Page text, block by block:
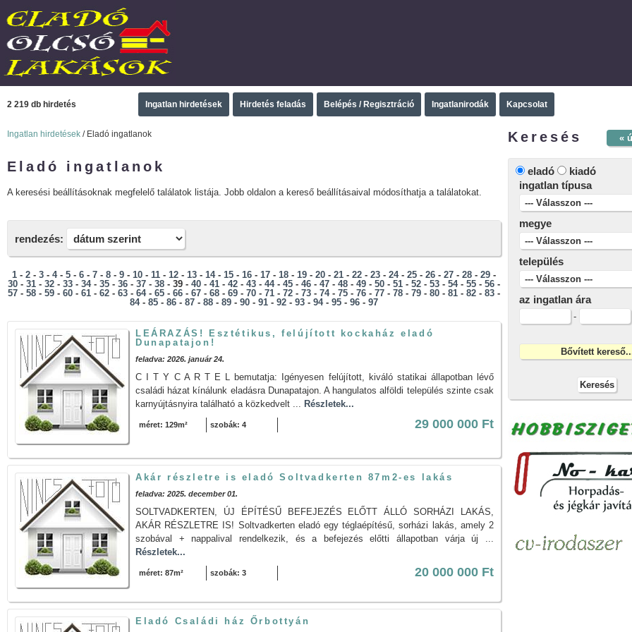
2 219 db hirdetés Ingatlan hirdetések Hirdetés feladás Belépés / Regisztráció Ingatlanirodák Kapcsolat
«
Keresés
eladó
kiadó
ingatlan típusa
megye
település
az ingatlan ára
-
Ingatlan hirdetések / Eladó ingatlanok
Eladó ingatlanok
A keresési beállításoknak megfelelő találatok listája. Jobb oldalon a kereső beállításaival módosíthatja a találatokat.
rendezés:
1 - 2 - 3 - 4- 5 - 6 - 7 - 8 - 9 - 10 - 11 - 12 - 13 - 14- 15 - 16 - 17 - 18 - 19 - 20 - 21 - 22 - 23 - 24- 25 - 26 - 27 - 28 - 29 -
30 - 31 - 32 - 33 - 34- 35 - 36 - 37 - 38 - 39 - 40 - 41 - 42 - 43 - 44- 45 - 46 - 47 - 48 - 49 - 50 - 51 - 52 - 53 - 54- 55 - 56 -
57 - 58 - 59 - 60 - 61 - 62 - 63 - 64- 65 - 66 - 67 - 68 - 69 - 70 - 71 - 72 - 73 - 74- 75 - 76 - 77 - 78 - 79 - 80 - 81 - 82 - 83 -
84- 85 - 86 - 87 - 88 - 89 - 90 - 91 - 92 - 93 - 94- 95 - 96 - 97
LEÁRAZÁS! Esztétikus, felújított kockaház eladó
Dunapatajon!
feladva: 2026. január 24.
C I T Y C A R T E L bemutatja: Igényesen felújított, kiváló statikai állapotban lévő
családi házat kínálunk eladásra Dunapatajon. A hangulatos alföldi település szinte csak
karnyújtásnyira található a közkedvelt ... Részletek...
méret: 129m² szobák: 4 29 000 000 Ft
Akár részletre is eladó Soltvadkerten 87m2-es lakás
feladva: 2025. december 01.
SOLTVADKERTEN, ÚJ ÉPÍTÉSŰ BEFEJEZÉS ELŐTT ÁLLÓ SORHÁZI LAKÁS,
AKÁR RÉSZLETRE IS! Soltvadkerten eladó egy téglaépítésű, sorházi lakás, amely 2
szobával + nappalival rendelkezik, és a befejezés előtti állapotban várja új ...
Részletek...
méret: 87m² szobák: 3 20 000 000 Ft
Eladó Családi ház Őrbottyán